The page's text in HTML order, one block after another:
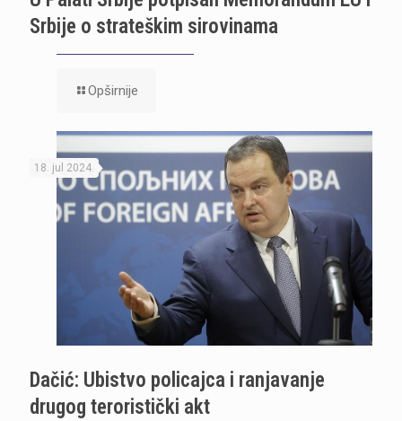
Srbije o strateškim sirovinama
Opširnije
18. jul 2024.
Dačić: Ubistvo policajca i ranjavanje
drugog teroristički akt